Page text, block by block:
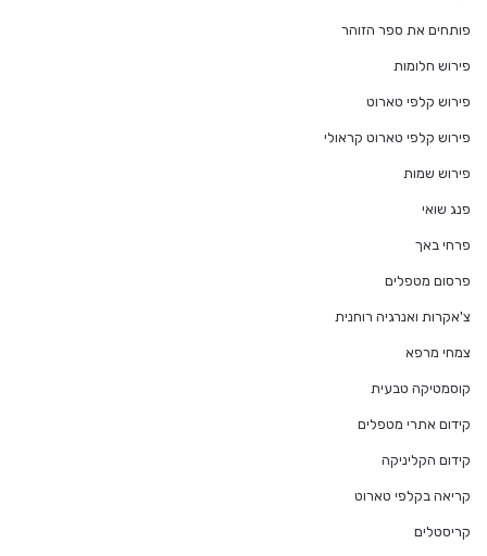
פותחים את ספר הזוהר
פירוש חלומות
פירוש קלפי טארוט
פירוש קלפי טארוט קראולי
פירוש שמות
פנג שואי
פרחי באך
פרסום מטפלים
צ'אקרות ואנרגיה רוחנית
צמחי מרפא
קוסמטיקה טבעית
קידום אתרי מטפלים
קידום הקליניקה
קריאה בקלפי טארוט
קריסטלים